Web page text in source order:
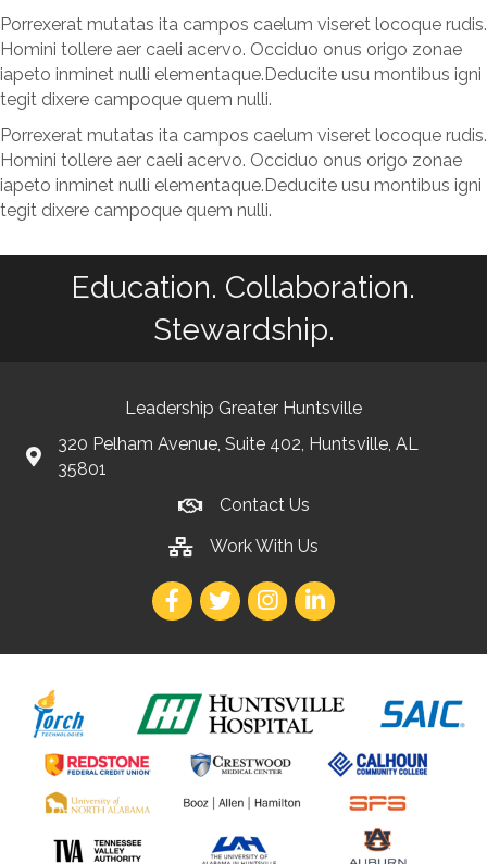
Porrexerat mutatas ita campos caelum viseret locoque rudis.
Homini tollere aer caeli acervo. Occiduo onus origo zonae
iapeto inminet nulli elementaque.Deducite usu montibus igni
tegit dixere campoque quem nulli.
Porrexerat mutatas ita campos caelum viseret locoque rudis.
Homini tollere aer caeli acervo. Occiduo onus origo zonae
iapeto inminet nulli elementaque.Deducite usu montibus igni
tegit dixere campoque quem nulli.
Education. Collaboration.
Stewardship.
Leadership Greater Huntsville
320 Pelham Avenue, Suite 402, Huntsville, AL
35801
Contact Us
Work With Us
Facebook
TwitterInstagram
LinkedIn